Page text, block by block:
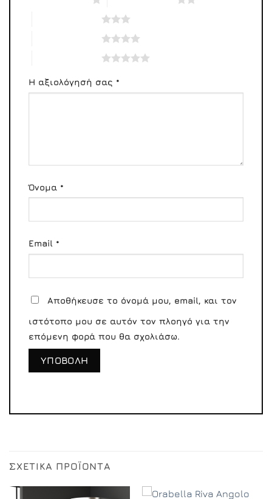
Η αξιολόγησή σας *
Όνομα *
Email *
Αποθήκευσε το όνομά μου, email, και τον
ιστότοπο μου σε αυτόν τον πλοηγό για την
επόμενη φορά που θα σχολιάσω.
ΣΧΕΤΙΚΆ ΠΡΟΪΌΝΤΑ